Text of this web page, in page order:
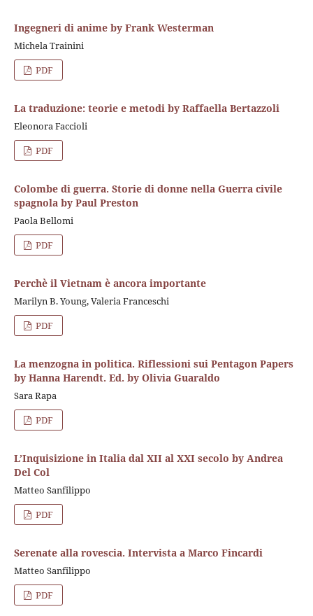
Ingegneri di anime by Frank Westerman
Michela Trainini
PDF
La traduzione: teorie e metodi by Raffaella Bertazzoli
Eleonora Faccioli
PDF
Colombe di guerra. Storie di donne nella Guerra civile
spagnola by Paul Preston
Paola Bellomi
PDF
Perchè il Vietnam è ancora importante
Marilyn B. Young, Valeria Franceschi
PDF
La menzogna in politica. Riflessioni sui Pentagon Papers
by Hanna Harendt. Ed. by Olivia Guaraldo
Sara Rapa
PDF
L’Inquisizione in Italia dal XII al XXI secolo by Andrea
Del Col
Matteo Sanfilippo
PDF
Serenate alla rovescia. Intervista a Marco Fincardi
Matteo Sanfilippo
PDF